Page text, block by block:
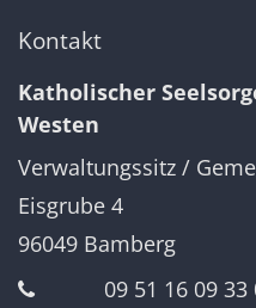
Kontakt
Katholischer
Westen
Verwaltungssitz /
Eisgrube 4
96049 Bamberg
09 51 16 09 33